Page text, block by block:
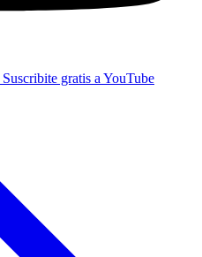
Suscribite gratis a YouTube